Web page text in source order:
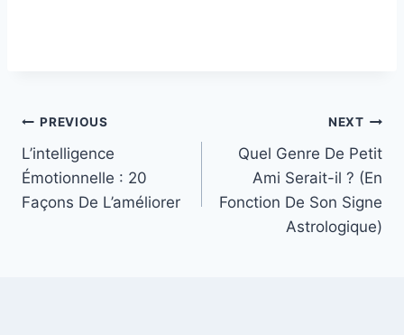
Post
navigation
PREVIOUS
L’intelligence
Émotionnelle : 20
Façons De L’améliorer
NEXT
Quel Genre De Petit
Ami Serait-il ? (En
Fonction De Son Signe
Astrologique)